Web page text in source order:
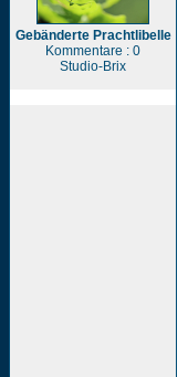
Gebänderte Prachtlibelle
Kommentare : 0
Studio-Brix